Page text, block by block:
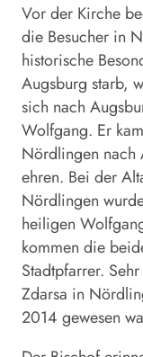
Vor der Kirche
die Besucher in
historische
Augsburg starb,
sich nach
Wolfgang. Er
Nördlingen nach
ehren. Bei der
Nördlingen
heiligen
kommen die
Stadtpfarrer.
Zdarsa in
2014 gewesen